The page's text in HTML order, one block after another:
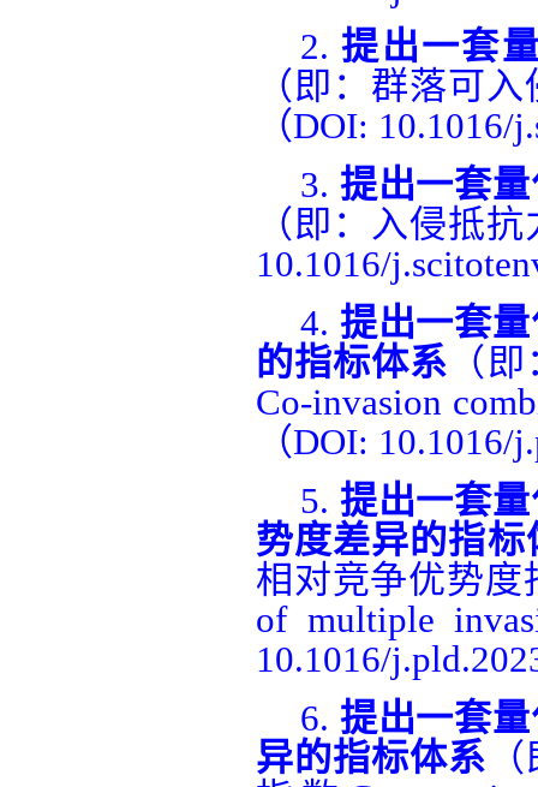
2. 提出一套
（即：群落可
（DOI: 10.1016/
3. 提出一套
（即：入侵抵
10.1016/
4. 提出一套
的指标体系 （
Co-invasion
（DOI: 10.1016/
5. 提出一套
势度差异的指标
相对竞争优势度
of multiple
10.1016/
6. 提出一套
异的指标体系 （